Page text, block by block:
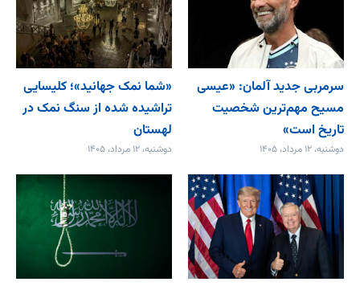
سرمربی جدید آلمان: «عیسی
مسیح مهم‌ترین شخصیت
تاریخ است»
دوشنبه، ۱۲ مرداد، ۱۴۰۵
«شما نمک جهانید»؛ کلیسایی
تراشیده شده از سنگ نمک در
لهستان
دوشنبه، ۱۲ مرداد، ۱۴۰۵